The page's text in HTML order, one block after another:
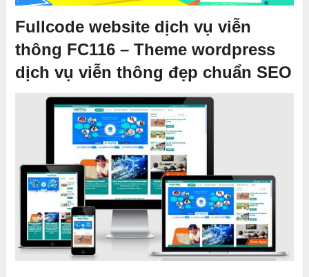
Fullcode website dịch vụ viễn
thông FC116 – Theme wordpress
dịch vụ viễn thông đẹp chuẩn SEO